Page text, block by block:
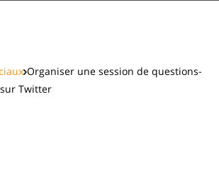
Organiser une session de questions-
Twitter